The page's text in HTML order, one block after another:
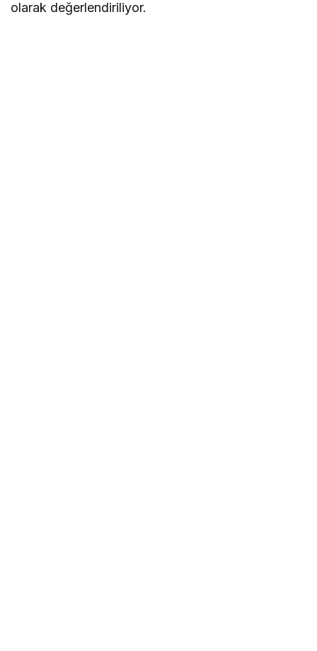
olarak değerlendiriliyor.